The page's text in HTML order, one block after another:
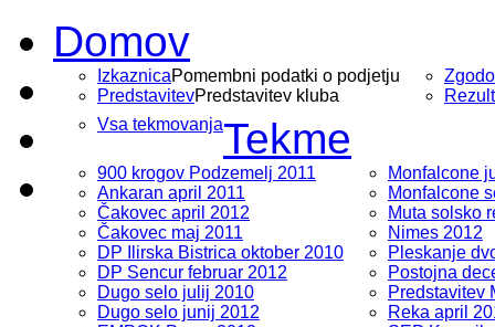
Domov
IzkaznicaPomembni podatki o podjetju
PredstavitevPredstavitev kluba
Tekme
Vsa tekmovanja
900 krogov Podzemelj 2011
Ankaran april 2011
Čakovec april 2012
Čakovec maj 2011
DP Ilirska Bistrica oktober 2010
DP Sencur februar 2012
Dugo selo julij 2010
Dugo selo junij 2012
Monfalcone
Monfalcone
Muta solsko
Nimes 2012
Pleskanje
Postojna
Predstavitev
Reka april